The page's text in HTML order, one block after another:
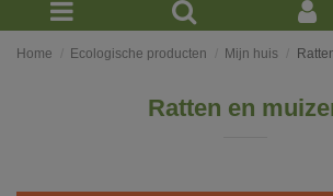
Home Ecologische producten Mijn huis
Ratten en